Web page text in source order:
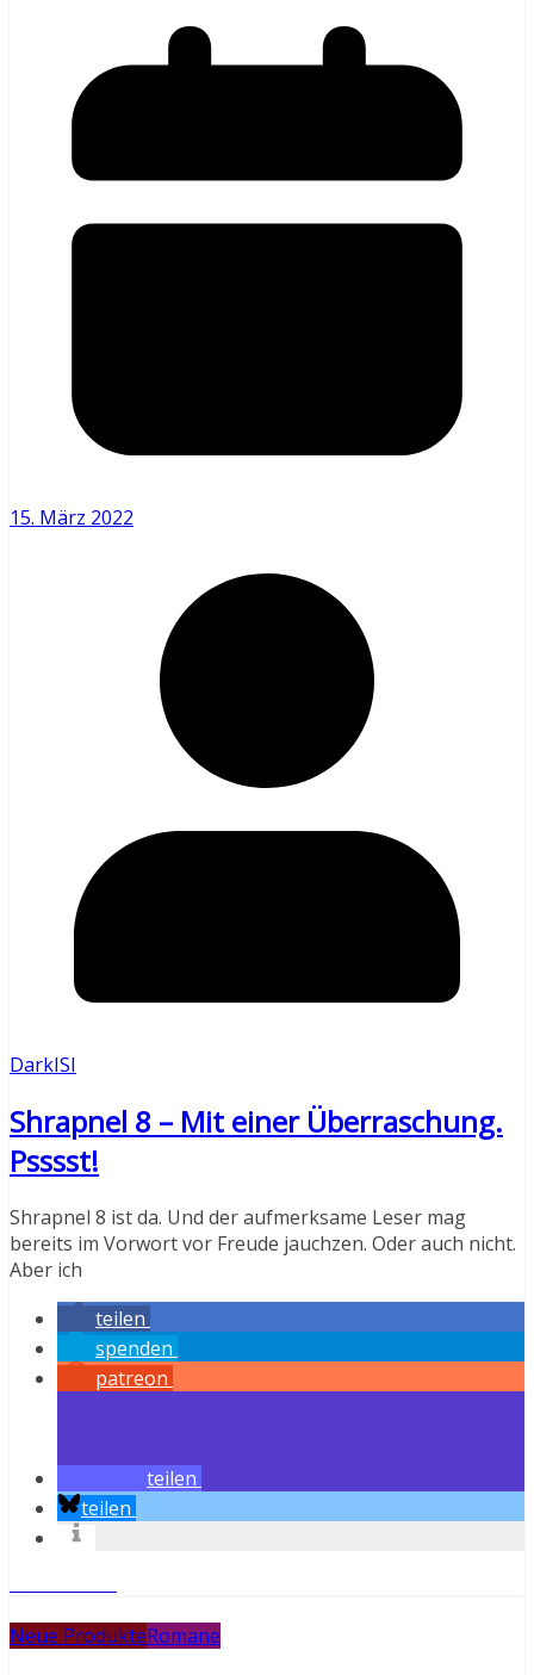
15. März 2022
DarkISI
Shrapnel 8 – Mit einer Überraschung.
Psssst!
Shrapnel 8 ist da. Und der aufmerksame Leser mag
bereits im Vorwort vor Freude jauchzen. Oder auch nicht.
Aber ich
teilen
spenden
patreon
teilen
teilen
Neue ProdukteRomane